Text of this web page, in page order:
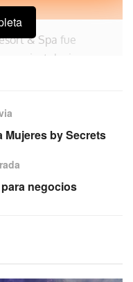
& Spa fue
sus instalaciones y
de punta; la
de consumo; cómodas
las
en
by Secrets
negocios